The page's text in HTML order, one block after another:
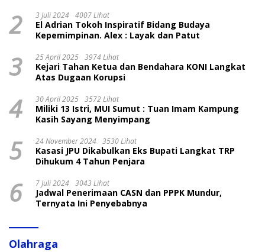
2 3 Juli 2024 4007 Lihat
El Adrian Tokoh Inspiratif Bidang Budaya
Kepemimpinan. Alex : Layak dan Patut
3 25 April 2025 3974 Lihat
Kejari Tahan Ketua dan Bendahara KONI Langkat
Atas Dugaan Korupsi
4 30 April 2025 3572 Lihat
Miliki 13 Istri, MUI Sumut : Tuan Imam Kampung
Kasih Sayang Menyimpang
5 24 November 2024 3530 Lihat
Kasasi JPU Dikabulkan Eks Bupati Langkat TRP
Dihukum 4 Tahun Penjara
6 7 Juli 2024 3043 Lihat
Jadwal Penerimaan CASN dan PPPK Mundur,
Ternyata Ini Penyebabnya
Olahraga